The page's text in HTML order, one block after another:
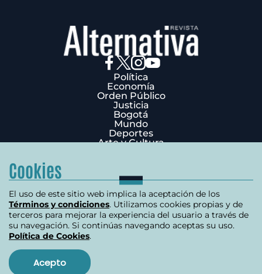
Política
Economía
Orden Público
Justicia
Bogotá
Mundo
Deportes
Arte y Cultura
Términos y condiciones
Política de privacidad
Política de cookies
Contáctenos
Carrera 7 # 75-51 Edificio Terpel Oficina 501
Copyright 2026 | Derechos reservados
Cookies
El uso de este sitio web implica la aceptación de los
Términos y condiciones. Utilizamos cookies propias y de
terceros para mejorar la experiencia del usuario a través de
su navegación. Si continúas navegando aceptas su uso.
Política de Cookies.
Acepto